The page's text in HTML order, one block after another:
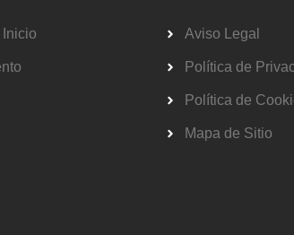
Inicio Aviso Legal
Política de
Política de
Mapa de Sitio